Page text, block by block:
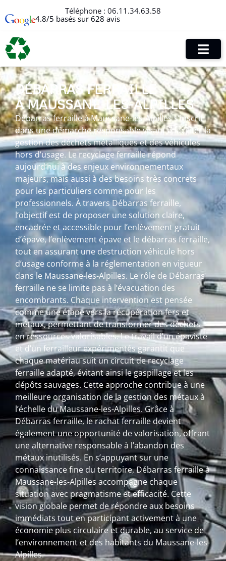
Téléphone : 06.11.34.63.58
4.8/5 basés sur 628 avis
DÉBARRAS FERRAILLE
À MAUSSANE-LES-ALPILLES
Débarras ferraille à Maussane-les-Alpilles s’inscrit
dans une démarche responsable visant à faciliter la
gestion des déchets métalliques et des véhicules
hors d’usage. Le recyclage ferraille répond
aujourd’hui à des enjeux environnementaux
majeurs, mais aussi à des besoins très concrets
pour les particuliers comme pour les
professionnels. À travers Débarras ferraille,
l’objectif est de proposer une solution claire,
encadrée et accessible pour l’enlèvement gratuit
d’épave, l’enlèvement épave et le débarras ferraille,
tout en assurant une destruction véhicule hors
d’usage conforme à la réglementation en vigueur
dans le Maussane-les-Alpilles. Le rôle de Débarras
ferraille ne se limite pas à l’évacuation des
encombrants. Chaque intervention est pensée
comme une étape vers la récupération fers et
métaux, permettant de transformer des déchets
en ressources valorisables. Le travail d’un épaviste
et d’un ferrailleur expérimentés garantit que
chaque matériau suit un circuit de recyclage
ferraille adapté, évitant ainsi le gaspillage et les
dépôts sauvages. Cette approche contribue à une
meilleure organisation de la gestion des métaux à
l’échelle du Maussane-les-Alpilles. Grâce à
Débarras ferraille, le rachat ferraille devient
également une opportunité de valorisation, offrant
une alternative responsable à l’abandon des
métaux inutilisés. En s’appuyant sur une
connaissance fine du territoire, Débarras ferraille à
Maussane-les-Alpilles accompagne chaque
situation avec pragmatisme et efficacité. Cette
vision globale permet de répondre aux besoins
immédiats tout en participant activement à une
économie plus circulaire et durable, au service de
l’environnement et des habitants du Maussane-les-
Alpilles.